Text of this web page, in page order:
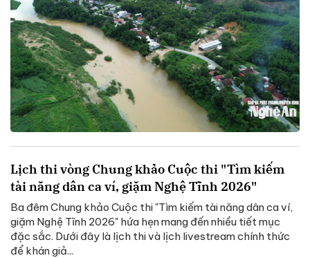
Lịch thi vòng Chung khảo Cuộc thi "Tìm kiếm
tài năng dân ca ví, giặm Nghệ Tĩnh 2026"
Ba đêm Chung khảo Cuộc thi "Tìm kiếm tài năng dân ca ví,
giặm Nghệ Tĩnh 2026" hứa hẹn mang đến nhiều tiết mục
đặc sắc. Dưới đây là lịch thi và lịch livestream chính thức
để khán giả...